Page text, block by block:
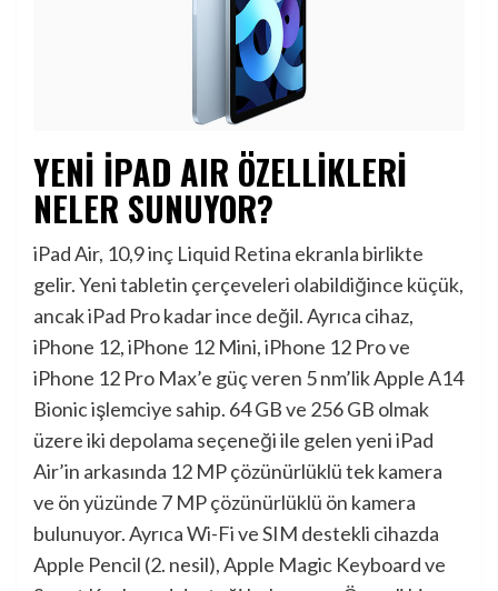
YENİ İPAD AIR ÖZELLİKLERİ
NELER SUNUYOR?
iPad Air, 10,9 inç Liquid Retina ekranla birlikte
gelir. Yeni tabletin çerçeveleri olabildiğince küçük,
ancak iPad Pro kadar ince değil. Ayrıca cihaz,
iPhone 12, iPhone 12 Mini, iPhone 12 Pro ve
iPhone 12 Pro Max’e güç veren 5 nm’lik Apple A14
Bionic işlemciye sahip. 64 GB ve 256 GB olmak
üzere iki depolama seçeneği ile gelen yeni iPad
Air’in arkasında 12 MP çözünürlüklü tek kamera
ve ön yüzünde 7 MP çözünürlüklü ön kamera
bulunuyor. Ayrıca Wi-Fi ve SIM destekli cihazda
Apple Pencil (2. nesil), Apple Magic Keyboard ve